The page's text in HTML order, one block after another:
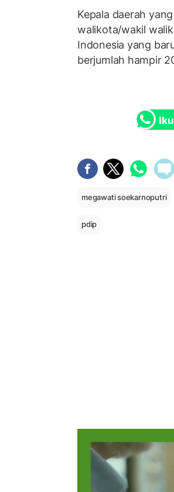
Kepala daerah
walikota/wakil
Indonesia yang
berjumlah hampir
megawati soekarnoputri
pdip